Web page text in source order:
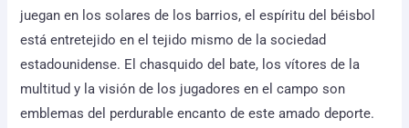
juegan en los solares de los barrios, el espíritu del béisbol
está entretejido en el tejido mismo de la sociedad
estadounidense. El chasquido del bate, los vítores de la
multitud y la visión de los jugadores en el campo son
emblemas del perdurable encanto de este amado deporte.